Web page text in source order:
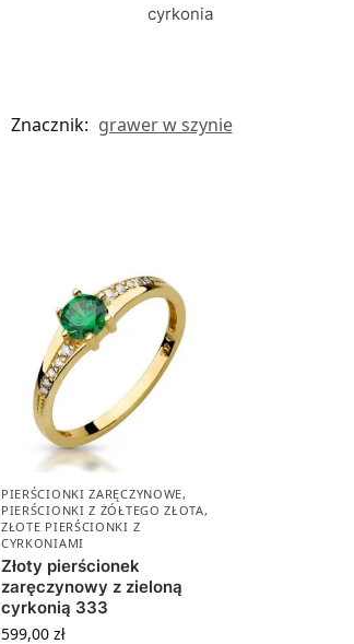
cyrkonia
Znacznik: grawer w szynie
PIERŚCIONKI ZARĘCZYNOWE,
PIERŚCIONKI Z ŻÓŁTEGO ZŁOTA,
ZŁOTE PIERŚCIONKI Z
CYRKONIAMI
Złoty pierścionek
zaręczynowy z zieloną
cyrkonią 333
599,00 zł